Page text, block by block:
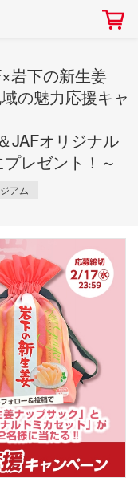
会社概要
本社所在地
日～8月30日】夏イベン
GINGER SUMMER
｜岩下の新生姜ミュー
岩下の新生姜
すすめ！岩下の新生姜と
のくるくる巻き～細巻
工場での取り組み
岩下のらっきょうにつ
しょうがを食べてお悩
先生
岩下の新生姜Sing＆
～ニュージンジャーイ
岩下の新生姜
の魅力応援キャ
JAFオリジナル
レゼント！～
アム